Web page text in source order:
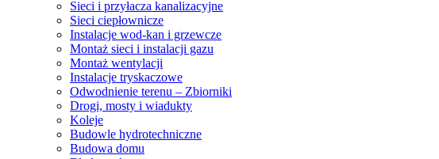
Sieci i przyłacza kanalizacyjne
Sieci ciepłownicze
Instalacje wod-kan i grzewcze
Montaż sieci i instalacji gazu
Montaż wentylacji
Instalacje tryskaczowe
Odwodnienie terenu – Zbiorniki
Drogi, mosty i wiadukty
Koleje
Budowle hydrotechniczne
Budowa domu